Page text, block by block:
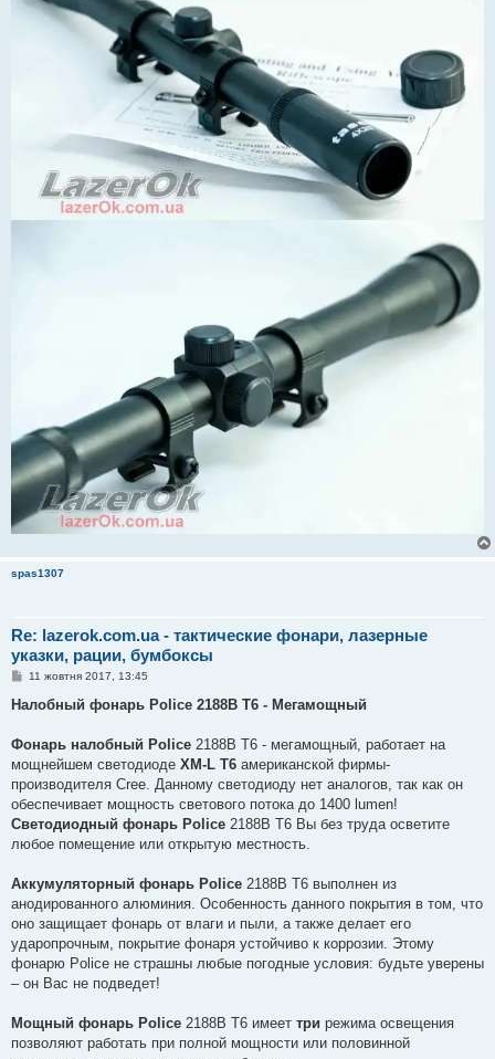
spas1307
Re: lazerok.com.ua - тактические фонари, лазерные
указки, рации, бумбоксы
П
в
о
л
е
н
я
11 жовтня 2017, 13:45
Налобный фонарь Police 2188B T6 - Мегaмощный
Фонарь налобный Police 2188B T6 - мегaмощный, работает на
мощнейшем светодиоде XM-L T6 американской фирмы-
производителя Cree. Данному светодиоду нет аналогов, так как он
обеспечивает мощность светового потока до 1400 lumen!
Светодиодный фонарь Police 2188B T6 Вы без труда осветите
любое помещение или открытую местность.
Аккумуляторный фонарь Police 2188B T6 выполнен из
анодированного алюминия. Особенность данного покрытия в том, что
оно защищает фонарь от влаги и пыли, а также делает его
ударопрочным, покрытие фонаря устойчиво к коррозии. Этому
фонарю Police не страшны любые погодные условия: будьте уверены
– он Вас не подведет!
Мощный фонарь Police 2188B T6 имеет три режима освещения
позволяют работать при полной мощности или половинной